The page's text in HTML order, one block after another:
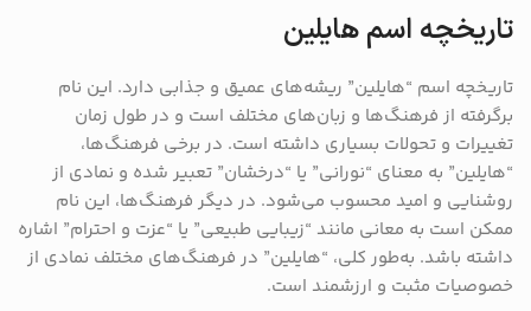
تاریخچه اسم هایلین
تاریخچه اسم “هایلین” ریشه‌های عمیق و جذابی دارد. این نام
برگرفته از فرهنگ‌ها و زبان‌های مختلف است و در طول زمان
تغییرات و تحولات بسیاری داشته است. در برخی فرهنگ‌ها،
“هایلین” به معنای “نورانی” یا “درخشان” تعبیر شده و نمادی از
روشنایی و امید محسوب می‌شود. در دیگر فرهنگ‌ها، این نام
ممکن است به معانی مانند “زیبایی طبیعی” یا “عزت و احترام” اشاره
داشته باشد. به‌طور کلی، “هایلین” در فرهنگ‌های مختلف نمادی از
خصوصیات مثبت و ارزشمند است.